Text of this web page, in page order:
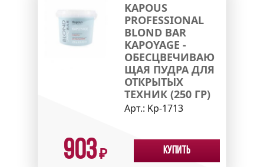
KAPOUS
PROFESSIONAL
BLOND BAR
KAPOYAGE -
ОБЕСЦВЕЧИВАЮ
ЩАЯ ПУДРА ДЛЯ
ОТКРЫТЫХ
ТЕХНИК (250 ГР)
Арт.: Kp-1713
903₽ Купить